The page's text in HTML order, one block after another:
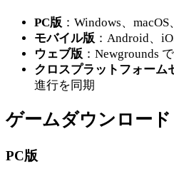
PC版 ：Windows、
モバイル版 ：Android、
ウェブ版 ：Newgrounds
クロスプラットフォーム
進行を同期
ゲームダウンロード
PC版